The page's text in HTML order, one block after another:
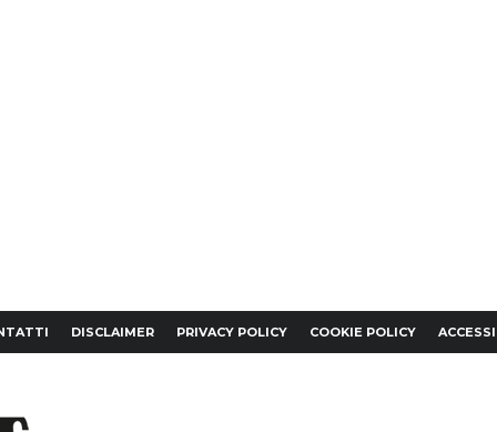
DISCLAIMER PRIVACY POLICY COOKIE POLICY